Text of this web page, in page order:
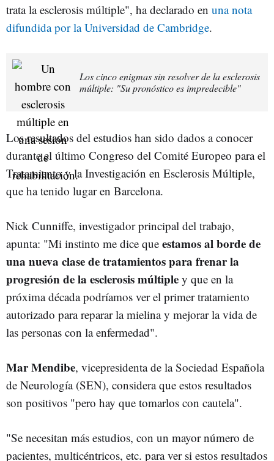
trata la esclerosis múltiple", ha declarado en una nota
difundida por la Universidad de Cambridge.
Los cinco enigmas sin resolver de la esclerosis
múltiple: "Su pronóstico es impredecible"
Los resultados del estudios han sido dados a conocer
durante el último Congreso del Comité Europeo para el
Tratamiento y la Investigación en Esclerosis Múltiple,
que ha tenido lugar en Barcelona.
Nick Cunniffe, investigador principal del trabajo,
apunta: "Mi instinto me dice que estamos al borde de
una nueva clase de tratamientos para frenar la
progresión de la esclerosis múltiple y que en la
próxima década podríamos ver el primer tratamiento
autorizado para reparar la mielina y mejorar la vida de
las personas con la enfermedad".
Mar Mendibe, vicepresidenta de la Sociedad Española
de Neurología (SEN), considera que estos resultados
son positivos "pero hay que tomarlos con cautela".
"Se necesitan más estudios, con un mayor número de
pacientes, multicéntricos, etc. para ver si estos resultados